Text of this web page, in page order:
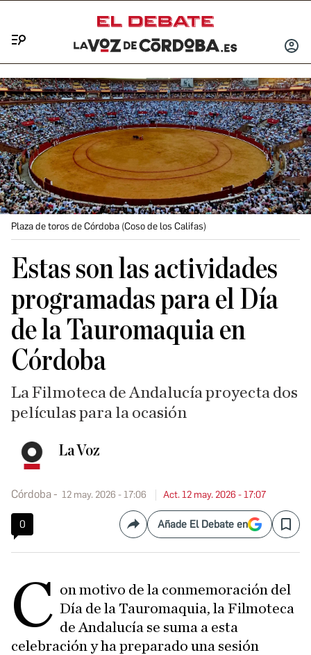
INICIAR
Plaza de toros de Córdoba (Coso de los Califas)
Estas son las actividades
programadas para el Día
de la Tauromaquia en
Córdoba
La Filmoteca de Andalucía proyecta dos
películas para la ocasión
La Voz
Córdoba 12 may. 2026 - 17:06 Act. 12 may. 2026 - 17:07
0 CompartirAñade El Debate en Save
C on motivo de la conmemoración del
Día de la Tauromaquia, la Filmoteca
de Andalucía se suma a esta
celebración y ha preparado una sesión